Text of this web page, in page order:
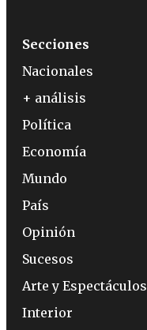
Secciones
Nacionales
+ análisis
Política
Economía
Mundo
País
Opinión
Sucesos
Arte y Espectáculos
Interior